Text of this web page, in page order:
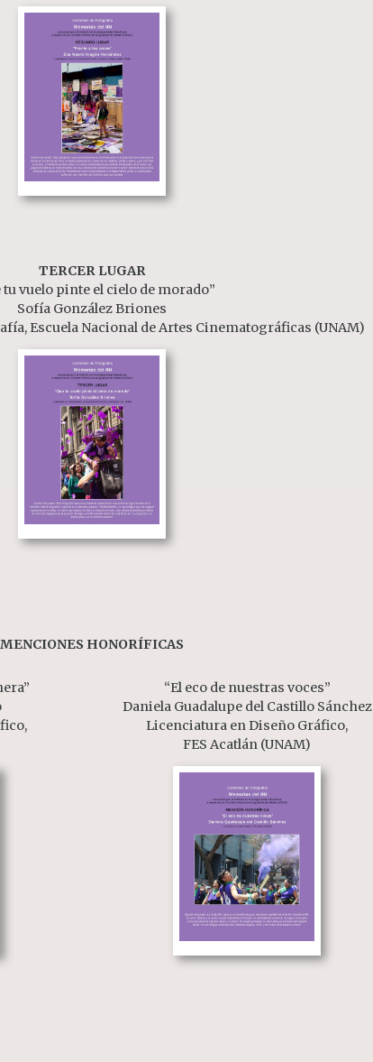
TERCER LUGAR
tu vuelo pinte el cielo de morado”
Sofía González Briones
Escuela Nacional de Artes Cinematográficas (UNAM)
MENCIONES HONORÍFICAS
“El eco de nuestras voces”
Daniela Guadalupe del Castillo Sánchez
Licenciatura en Diseño Gráfico,
FES Acatlán (UNAM)